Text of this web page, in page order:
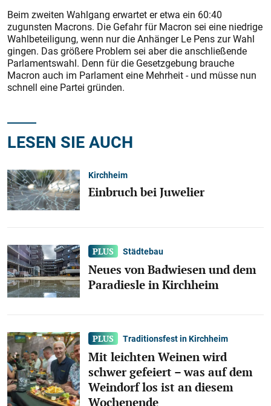
Beim zweiten Wahlgang erwartet er etwa ein 60:40
zugunsten Macrons. Die Gefahr für Macron sei eine niedrige
Wahlbeteiligung, wenn nur die Anhänger Le Pens zur Wahl
gingen. Das größere Problem sei aber die anschließende
Parlamentswahl. Denn für die Gesetzgebung brauche
Macron auch im Parlament eine Mehrheit - und müsse nun
schnell eine Partei gründen.
LESEN SIE AUCH
Kirchheim
Einbruch bei Juwelier
Städtebau
Neues von Badwiesen und dem
Paradiesle in Kirchheim
Traditionsfest in Kirchheim
Mit leichten Weinen wird
schwer gefeiert – was auf dem
Weindorf los ist an diesem
Wochenende